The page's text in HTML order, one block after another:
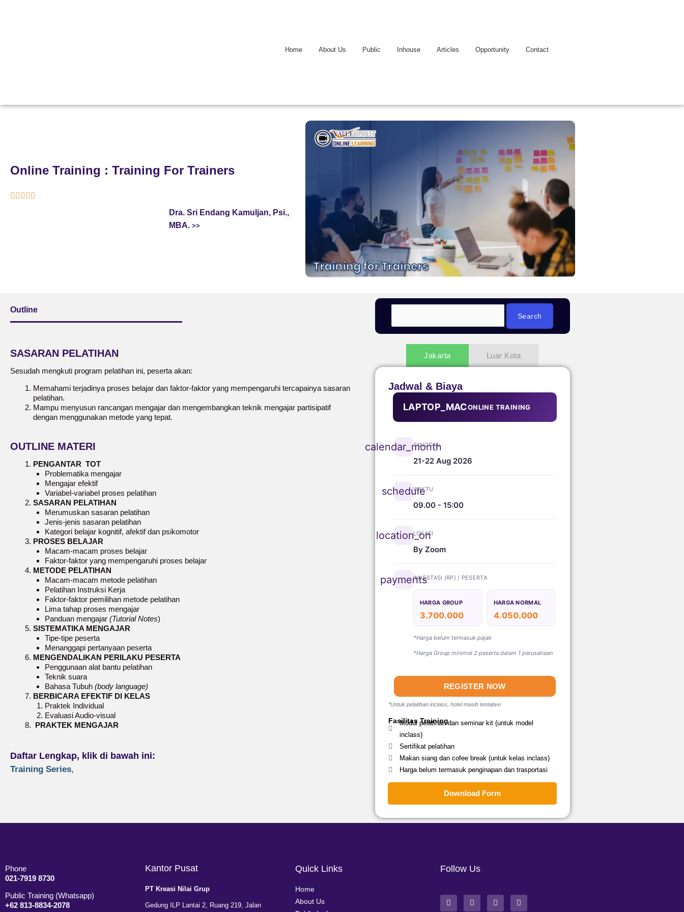
Home About Us Public Inhouse Articles Opportunity Contact
Online Training : Training For Trainers
    
Dra. Sri Endang Kamuljan, Psi.,
MBA.
Outline
SASARAN PELATIHAN
Sesudah mengkuti program pelatihan ini, peserta akan:
Memahami terjadinya proses belajar dan faktor-faktor yang mempengaruhi tercapainya sasaran
pelatihan.
Mampu menyusun rancangan mengajar dan mengembangkan teknik mengajar partisipatif
dengan menggunakan metode yang tepat.
OUTLINE MATERI
PENGANTAR TOT
Problematika mengajar
Mengajar efektif
Variabel-variabel proses pelatihan
SASARAN PELATIHAN
Merumuskan sasaran pelatihan
Jenis-jenis sasaran pelatihan
Kategori belajar kognitif, afektif dan psikomotor
PROSES BELAJAR
Macam-macam proses belajar
Faktor-faktor yang mempengaruhi proses belajar
METODE PELATIHAN
Macam-macam metode pelatihan
Pelatihan Instruksi Kerja
Faktor-faktor pemilihan metode pelatihan
Lima tahap proses mengajar
Panduan mengajar (Tutorial Notes)
SISTEMATIKA MENGAJAR
Tipe-tipe peserta
Menanggapi pertanyaan peserta
MENGENDALIKAN PERILAKU PESERTA
Penggunaan alat bantu pelatihan
Teknik suara
Bahasa Tubuh (body language)
BERBICARA EFEKTIF DI KELAS
Praktek Individual
Evaluasi Audio-visual
PRAKTEK MENGAJAR
Daftar Lengkap, klik di bawah ini:
Training Series,
Jakarta Luar Kota
Jadwal & Biaya
LAPTOP_MACONLINE TRAINING
calendar_month
TANGGAL
21-22 Aug 2026
schedule
WAKTU
09.00 - 15:00
location_on
LOKASI
By Zoom
paymentsINVESTASI (RP) / PESERTA
HARGA GROUP
3.700.000
HARGA NORMAL
4.050.000
*Harga belum termasuk pajak
*Harga Group minimal 2 peserta dalam 1 perusahaan
REGISTER NOW
*Untuk pelatihan inclass, hotel masih tentative
Fasilitas Training
Modul pelatihan dan seminar kit (untuk model
inclass)
Sertifikat pelatihan
Makan siang dan cofee break (untuk kelas inclass)
Harga belum termasuk penginapan dan trasportasi
Download Form
Phone
021-7919 8730
Public Training (Whatsapp)
+62 813-8834-2078
Kantor Pusat
PT Kreasi Nilai Grup
Gedung ILP Lantai 2, Ruang 219, Jalan
Quick Links
Home
About Us
Follow Us